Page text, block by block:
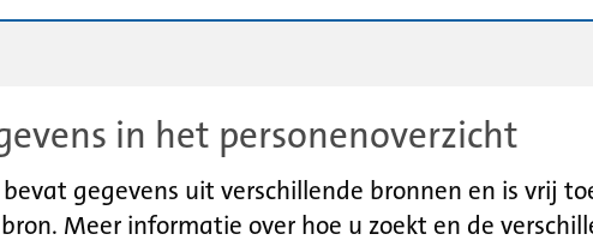
in het personenoverzicht
gegevens uit verschillende bronnen en is vrij
Meer informatie over hoe u zoekt en de